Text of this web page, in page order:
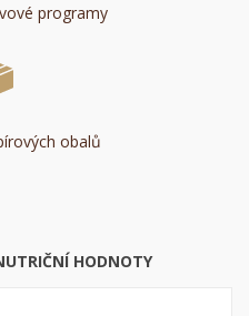
programy
obalů
HODNOTY